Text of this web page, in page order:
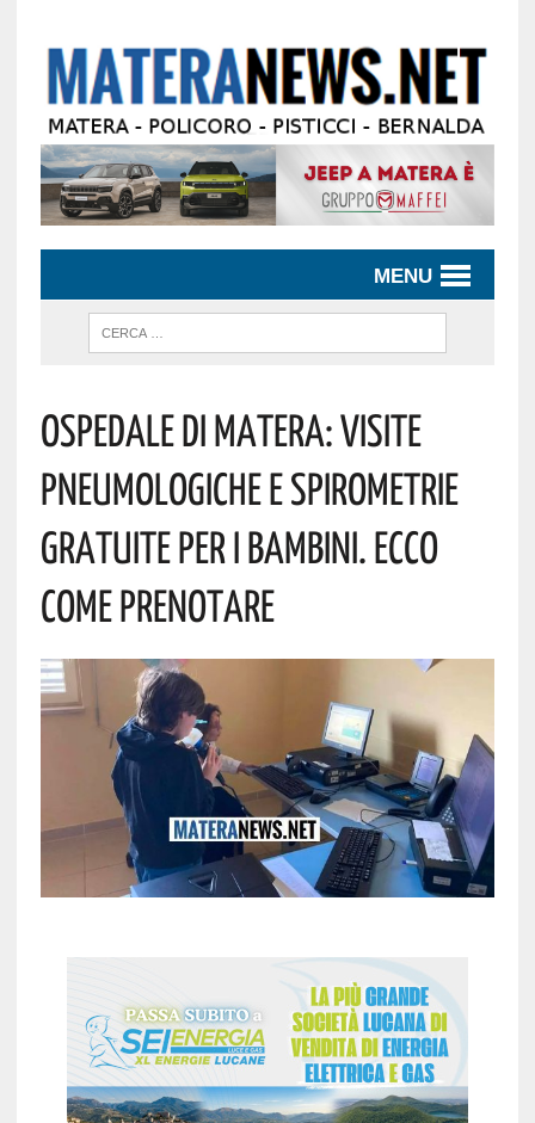
MENU
Ospedale Di Matera: Visite
Pneumologiche E Spirometrie
Gratuite Per I Bambini. Ecco
Come Prenotare